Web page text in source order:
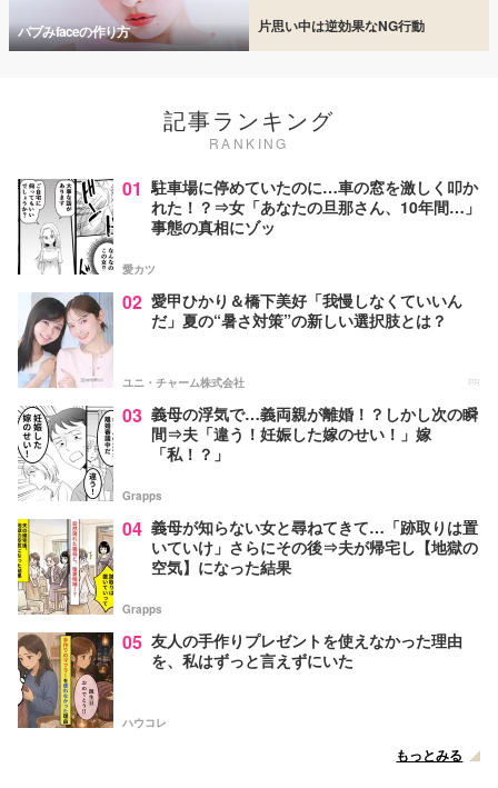
バブみfaceの作り方 片思い中は逆効果なNG行動
記事ランキング
RANKING
01 駐車場に停めていたのに…車の窓を激しく叩か
れた！？⇒女「あなたの旦那さん、10年間…」
事態の真相にゾッ
愛カツ
02 愛甲ひかり＆橋下美好「我慢しなくていいん
だ」夏の“暑さ対策”の新しい選択肢とは？
ユニ・チャーム株式会社 PR
03 義母の浮気で…義両親が離婚！？しかし次の瞬
間⇒夫「違う！妊娠した嫁のせい！」嫁
「私！？」
Grapps
04 義母が知らない女と尋ねてきて…「跡取りは置
いていけ」さらにその後⇒夫が帰宅し【地獄の
空気】になった結果
Grapps
05 友人の手作りプレゼントを使えなかった理由
を、私はずっと言えずにいた
ハウコレ
もっとみる